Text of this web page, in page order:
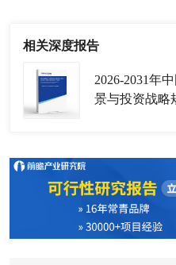
相关深度报告
2026-2031年中
景与投资战略